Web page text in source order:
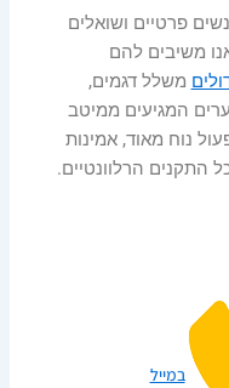
פרטיים ושואלים
משיבים להם
משלל דגמים,
המגיעים ממיטב
נוח מאוד, אמינות
התקנים הרלוונטיים.
במייל